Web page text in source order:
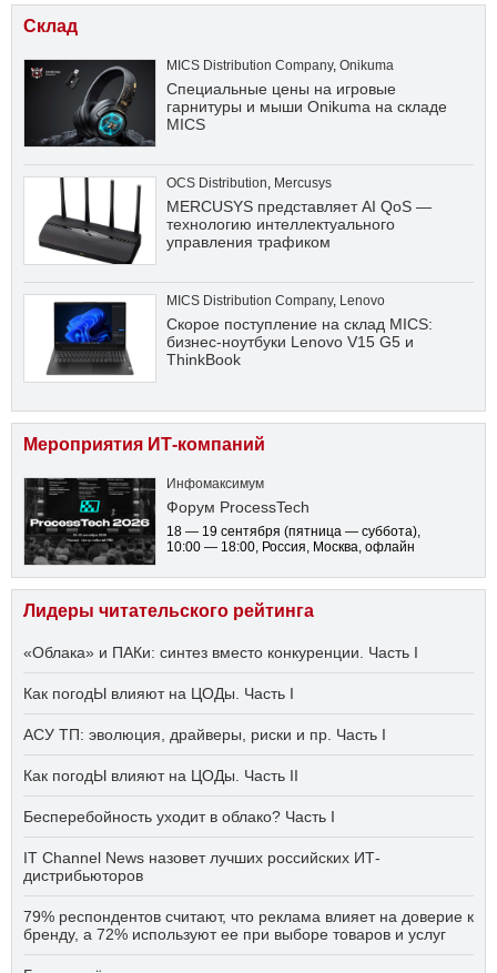
Склад
MICS Distribution Company, Onikuma
Специальные цены на игровые
гарнитуры и мыши Onikuma на складе
MICS
OCS Distribution Mercusys
MERCUSYS представляет AI QoS —
технологию интеллектуального
управления трафиком
MICS Distribution Company, Lenovo
Скорое поступление на склад MICS:
бизнес-ноутбуки Lenovo V15 G5 и
ThinkBook
Мероприятия ИТ-компаний
Инфомаксимум
Форум ProcessTech
18 — 19 сентября (пятница — суббота),
10:00 — 18:00, Россия, Москва, офлайн
Лидеры читательского рейтинга
«Облака» и ПАКи: синтез вместо конкуренции. Часть I
Как погодЫ влияют на ЦОДы. Часть I
АСУ ТП: эволюция, драйверы, риски и пр. Часть I
Как погодЫ влияют на ЦОДы. Часть II
Бесперебойность уходит в облако? Часть I
IT Channel News назовет лучших российских ИТ-
дистрибьюторов
79% респондентов считают, что реклама влияет на доверие к
бренду, а 72% используют ее при выборе товаров и услуг